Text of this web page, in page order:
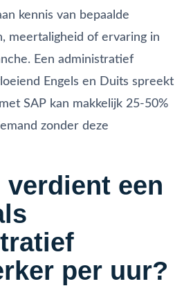
kennis van bepaalde
meertaligheid of ervaring in
Een administratief
Engels en Duits spreekt
SAP kan makkelijk 25-50%
zonder deze
verdient een
per uur?